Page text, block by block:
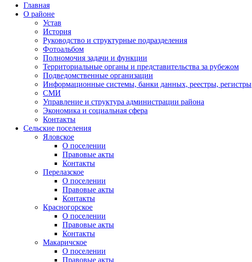
Главная
О районе
Устав
История
Руководство и структурные подразделения
Фотоальбом
Полномочия задачи и функции
Территориальные органы и представительства за рубежом
Подведомственные организации
Информационные системы, банки данных, реестры, регистры
СМИ
Управление и структура администрации района
Экономика и социальная сфера
Контакты
Сельские поселения
Яловское
О поселении
Правовые акты
Контакты
Перелазское
О поселении
Правовые акты
Контакты
Красногорское
О поселении
Правовые акты
Контакты
Макаричское
О поселении
Правовые акты